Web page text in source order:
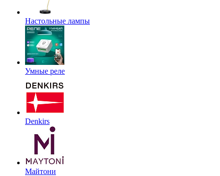
Настольные лампы
Умные реле
Denkirs
Майтони